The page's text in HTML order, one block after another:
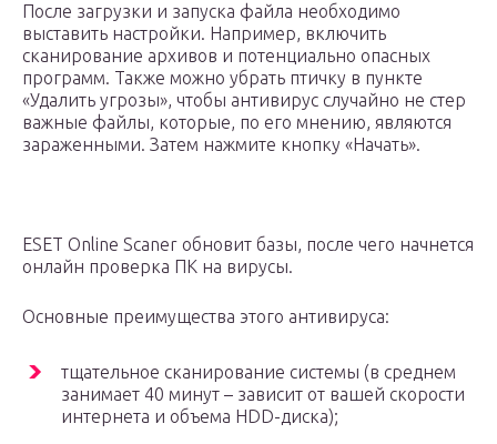
После загрузки и запуска файла необходимо
выставить настройки. Например, включить
сканирование архивов и потенциально опасных
программ. Также можно убрать птичку в пункте
«Удалить угрозы», чтобы антивирус случайно не стер
важные файлы, которые, по его мнению, являются
зараженными. Затем нажмите кнопку «Начать».
ESET Online Scaner обновит базы, после чего начнется
онлайн проверка ПК на вирусы.
Основные преимущества этого антивируса:
тщательное сканирование системы (в среднем
занимает 40 минут – зависит от вашей скорости
интернета и объема HDD-диска);